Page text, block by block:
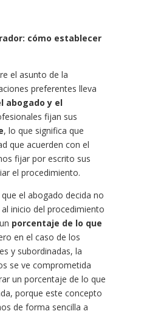
cómo establecer
el asunto de la
preferentes lleva
abogado y el
fijan sus
, lo que significa que
que acuerden con el
fijar por escrito sus
el procedimiento.
el abogado decida no
inicio del procedimiento
porcentaje de lo que
en el caso de los
y subordinadas, la
se ve comprometida
un porcentaje de lo que
porque este concepto
de forma sencilla a